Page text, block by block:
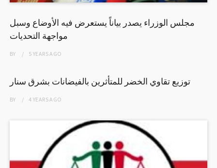
مجلس الوزراء يصدر بياناً يستعرض فيه الأوضاع وسبل
مواجهة التحديات
BY 5 YEARSAGO
توزیع تقاوي الخضر للمتأثرين بالفيضانات بشرق سنار
BY 4 YEARSAGO